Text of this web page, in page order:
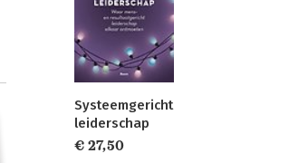
Systeemgericht
leiderschap
€ 27,50